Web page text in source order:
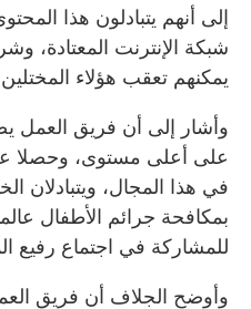
إلى أنهم يتبادلون هذا
شبكة الإنترنت المعتادة،
يمكنهم تعقب هؤلاء
وأشار إلى أن فريق العمل
على أعلى مستوى، وحصلا
في هذا المجال، ويتبادلان
بمكافحة جرائم الأطفال
للمشاركة في اجتماع رفيع
وأوضح الجلاف أن فريق